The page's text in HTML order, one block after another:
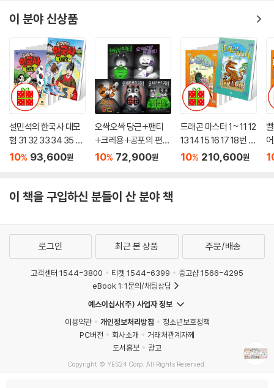
이 분야 신상품
설민석의 한국사 대모
험 31 32 33 34 35 36
37번 세트 (전7권)
10% 93,600원
오싹오싹 당근+팬티
+크레용+공포의 편도
선+끔찍한 샐러드 세
10% 72,900원
드래곤 마스터 1~ 11 12
13 14 15 16 17 18번 세
트 (전18권)
10% 210,600원
이 책을 구입하신 분들이 산 분야 책
로그인 최근 본 상품 주문/배송
고객센터 1544-3800 티켓 1544-6399
중고샵 1566-4295
eBook 1:1문의/채팅상담
예스이십사(주) 사업자 정보
이용약관
개인정보처리방침
청소년보호정책
PC버전
회사소개
거래처관계자께
도서홍보
광고
Copyright © YES24 Corp. All Rights Reserved.